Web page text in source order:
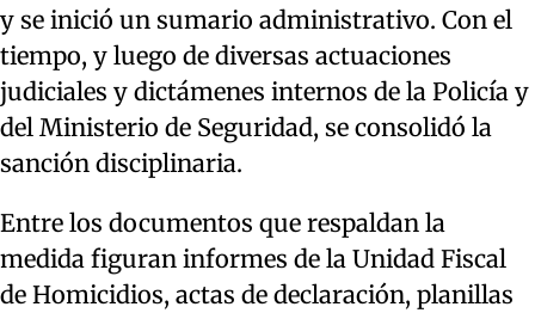
y se inició un sumario administrativo. Con el
tiempo, y luego de diversas actuaciones
judiciales y dictámenes internos de la Policía y
del Ministerio de Seguridad, se consolidó la
sanción disciplinaria.
Entre los documentos que respaldan la
medida figuran informes de la Unidad Fiscal
de Homicidios, actas de declaración, planillas